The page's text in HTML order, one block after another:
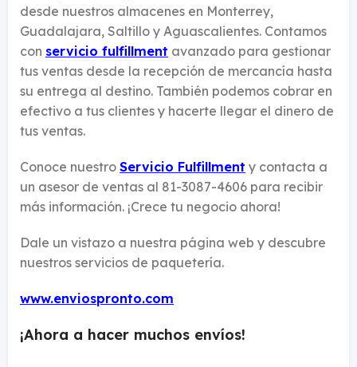
desde nuestros almacenes en Monterrey,
Guadalajara, Saltillo y Aguascalientes. Contamos
con servicio fulfillment avanzado para gestionar
tus ventas desde la recepción de mercancía hasta
su entrega al destino. También podemos cobrar en
efectivo a tus clientes y hacerte llegar el dinero de
tus ventas.
Conoce nuestro Servicio Fulfillment y contacta a
un asesor de ventas al 81-3087-4606 para recibir
más información. ¡Crece tu negocio ahora!
Dale un vistazo a nuestra página web y descubre
nuestros servicios de paquetería.
www.enviospronto.com
¡Ahora a hacer muchos envíos!